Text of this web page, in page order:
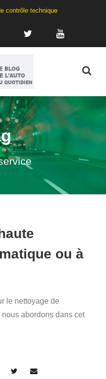
contrôle technique
ou à
le nettoyage de
nous abordons dans cet